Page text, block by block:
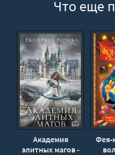
Что еще
Академия
элитных магов -
Фея-